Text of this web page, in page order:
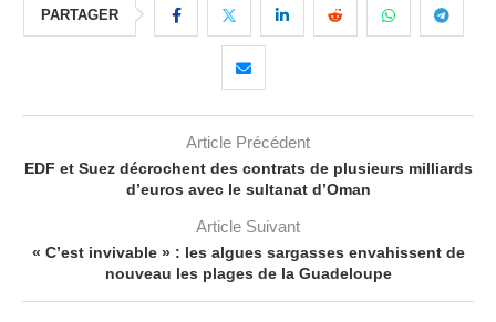
PARTAGER
Article Précédent
EDF et Suez décrochent des contrats de plusieurs milliards
d’euros avec le sultanat d’Oman
Article Suivant
« C’est invivable » : les algues sargasses envahissent de
nouveau les plages de la Guadeloupe